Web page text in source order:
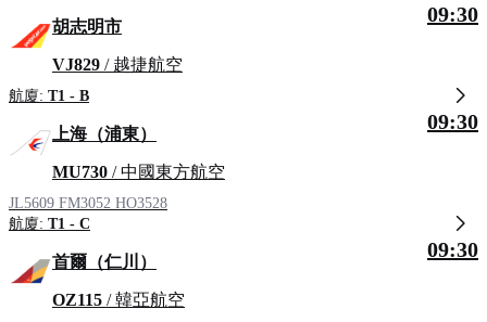
胡志明市
VJ829 / 越捷航空
航廈: T1 - B
09:30
上海（浦東）
MU730 / 中國東方航空
JL5609 FM3052 HO3528
航廈: T1 - C
09:30
首爾（仁川）
OZ115 / 韓亞航空
09:30